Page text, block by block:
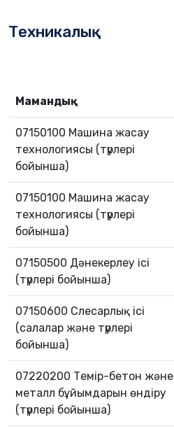
Техникалық
Мамандық
07150100 Машина жасау
технологиясы (түрлері
бойынша)
07150100 Машина жасау
технологиясы (түрлері
бойынша)
07150500 Дәнекерлеу ісі
(түрлері бойынша)
07150600 Слесарлық ісі
(салалар және түрлері
бойынша)
07220200 Темір-бетон және
металл бұйымдарын өндіру
(түрлері бойынша)